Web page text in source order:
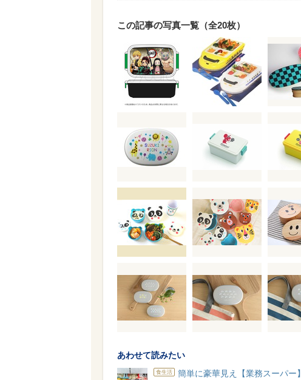
この記事の写真一覧（全20枚）
あわせて読みたい
食生活
簡単に豪華見え【業務スーパー】